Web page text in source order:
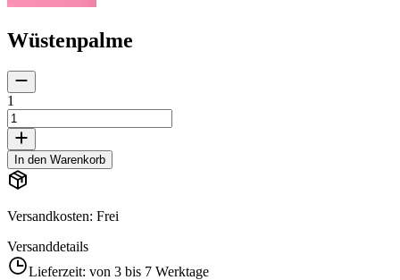
Wüstenpalme
1
In den Warenkorb
Versandkosten: Frei
Versanddetails
Lieferzeit: von 3 bis 7 Werktage